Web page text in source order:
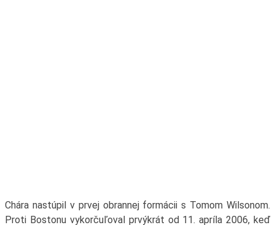
Chára nastúpil v prvej obrannej formácii s Tomom Wilsonom.
Proti Bostonu vykorčuľoval prvýkrát od 11. apríla 2006, keď